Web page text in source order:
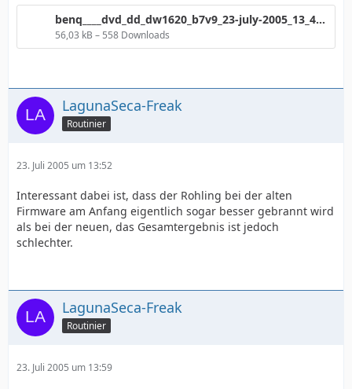
benq____dvd_dd_dw1620_b7v9_23-july-2005_13_48_184.png
56,03 kB – 558 Downloads
LagunaSeca-Freak
Routinier
23. Juli 2005 um 13:52
Interessant dabei ist, dass der Rohling bei der alten
Firmware am Anfang eigentlich sogar besser gebrannt wird
als bei der neuen, das Gesamtergebnis ist jedoch
schlechter.
LagunaSeca-Freak
Routinier
23. Juli 2005 um 13:59